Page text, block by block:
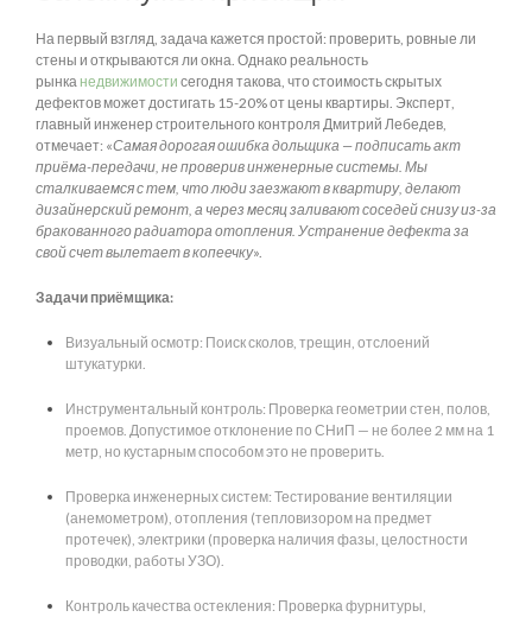
На первый взгляд, задача кажется простой: проверить, ровные ли
стены и открываются ли окна. Однако реальность
рынка недвижимости сегодня такова, что стоимость скрытых
дефектов может достигать 15-20% от цены квартиры. Эксперт,
главный инженер строительного контроля Дмитрий Лебедев,
отмечает: «Самая дорогая ошибка дольщика — подписать акт
приёма-передачи, не проверив инженерные системы. Мы
сталкиваемся с тем, что люди заезжают в квартиру, делают
дизайнерский ремонт, а через месяц заливают соседей снизу из-за
бракованного радиатора отопления. Устранение дефекта за
свой счет вылетает в копеечку».
Задачи приёмщика:
Визуальный осмотр: Поиск сколов, трещин, отслоений
штукатурки.
Инструментальный контроль: Проверка геометрии стен, полов,
проемов. Допустимое отклонение по СНиП — не более 2 мм на 1
метр, но кустарным способом это не проверить.
Проверка инженерных систем: Тестирование вентиляции
(анемометром), отопления (тепловизором на предмет
протечек), электрики (проверка наличия фазы, целостности
проводки, работы УЗО).
Контроль качества остекления: Проверка фурнитуры,